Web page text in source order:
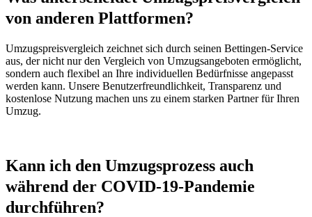
von anderen Plattformen?
Umzugspreisvergleich zeichnet sich durch seinen Bettingen-Service
aus, der nicht nur den Vergleich von Umzugsangeboten ermöglicht,
sondern auch flexibel an Ihre individuellen Bedürfnisse angepasst
werden kann. Unsere Benutzerfreundlichkeit, Transparenz und
kostenlose Nutzung machen uns zu einem starken Partner für Ihren
Umzug.
Kann ich den Umzugsprozess auch
während der COVID-19-Pandemie
durchführen?